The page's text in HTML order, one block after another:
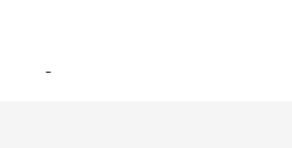
-